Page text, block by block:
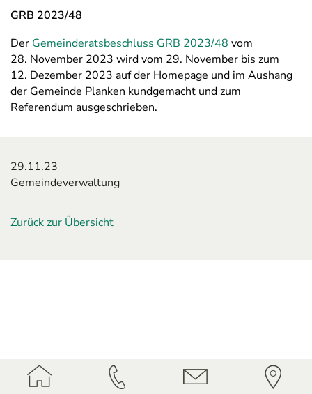
29.11.23
Gemeindeverwaltung
Zurück zur Übersicht
GRB 2023/48
Der Gemeinderatsbeschluss GRB 2023/48 vom
28. November 2023 wird vom 29. November bis zum
12. Dezember 2023 auf der Homepage und im Aushang
der Gemeinde Planken kundgemacht und zum
Referendum ausgeschrieben.